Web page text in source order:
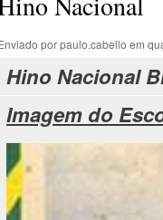
porpaulo.cabello em
Hino Nacional
Imagem do